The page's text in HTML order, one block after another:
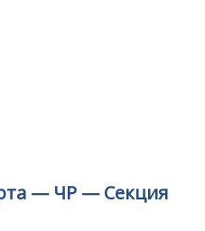
— ЧР — Секция